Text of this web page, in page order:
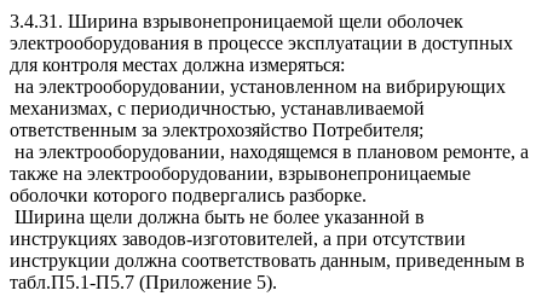
3.4.31. Ширина взрывонепроницаемой щели оболочек
электрооборудования в процессе эксплуатации в доступных
для контроля местах должна измеряться:
на электрооборудовании, установленном на вибрирующих
механизмах, с периодичностью, устанавливаемой
ответственным за электрохозяйство Потребителя;
на электрооборудовании, находящемся в плановом ремонте, а
также на электрооборудовании, взрывонепроницаемые
оболочки которого подвергались разборке.
Ширина щели должна быть не более указанной в
инструкциях заводов-изготовителей, а при отсутствии
инструкции должна соответствовать данным, приведенным в
табл.П5.1-П5.7 (Приложение 5).